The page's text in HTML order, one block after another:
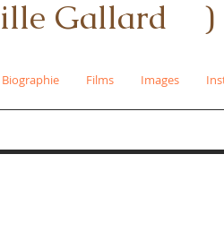
Gallard
Biographie Films Images